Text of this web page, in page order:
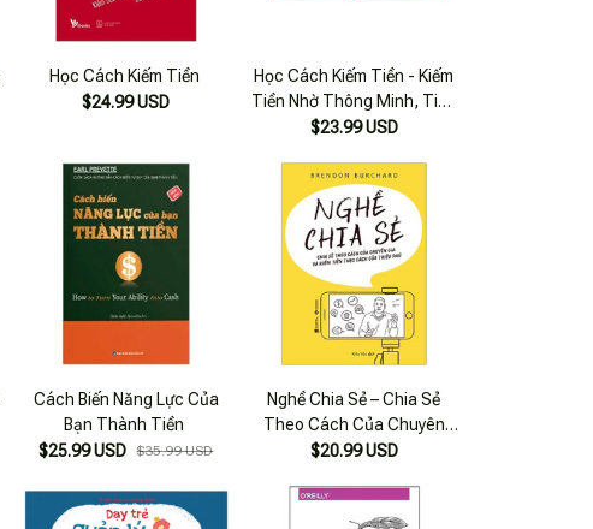
Học Cách Kiếm Tiền
$24.99 USD
Học Cách Kiếm Tiền - Kiếm
Tiền Nhờ Thông Minh, Tiêu
Tiền Nhờ Trí Tuệ
$23.99 USD
Cách Biến Năng Lực Của
Bạn Thành Tiền
$25.99 USD
$35.99 USD
Nghề Chia Sẻ – Chia Sẻ
Theo Cách Của Chuyên
Gia Và Kiếm Tiền Theo
$20.99 USD